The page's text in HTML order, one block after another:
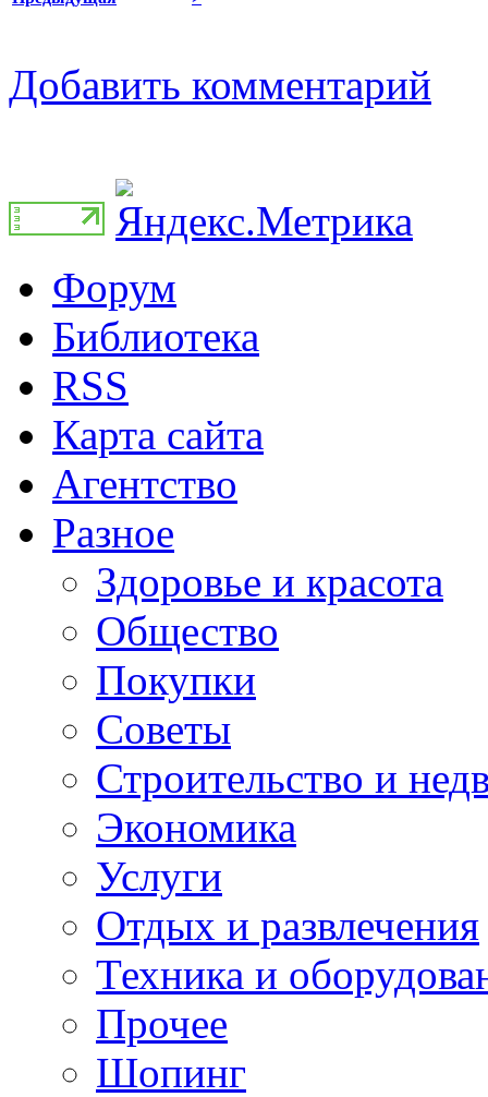
Добавить комментарий
Форум
Библиотека
RSS
Карта сайта
Агентство
Разное
Здоровье и красота
Общество
Покупки
Советы
Строительство и
Экономика
Услуги
Отдых и развлечения
Техника и
Прочее
Шопинг